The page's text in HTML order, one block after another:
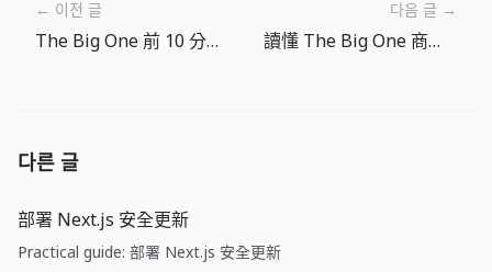
← 이전 글
The Big One 前 10 分鐘：釣到、查看、再拋竿
다음 글 →
讀懂 The Big One 商店：輕鬆選擇魚餌和寶石
다른 글
部署 Next.js 安全更新
Practical guide: 部署 Next.js 安全更新